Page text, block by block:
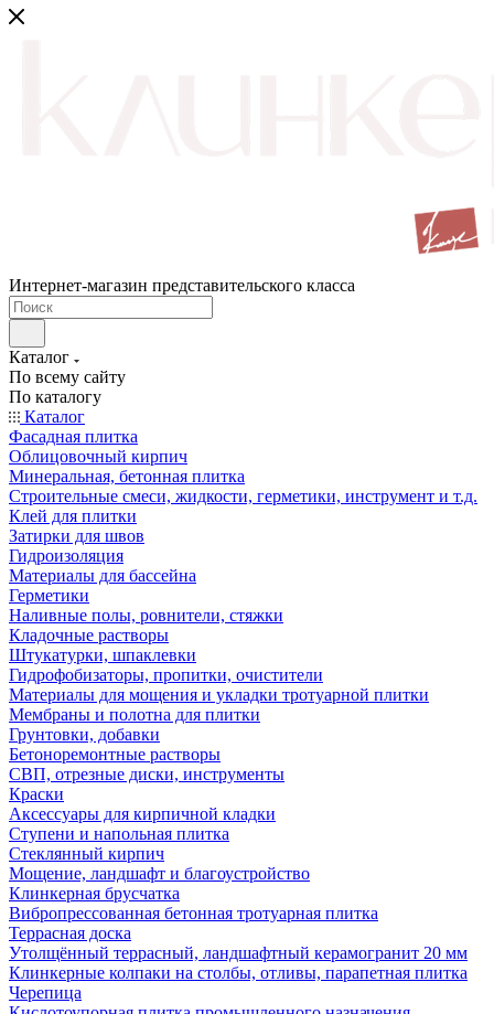
Интернет-магазин представительского класса
Каталог
По всему сайту
По каталогу
Каталог
Фасадная плитка
Облицовочный кирпич
Минеральная, бетонная плитка
Строительные смеси, жидкости, герметики, инструмент и т.д.
Клей для плитки
Затирки для швов
Гидроизоляция
Материалы для бассейна
Герметики
Наливные полы, ровнители, стяжки
Кладочные растворы
Штукатурки, шпаклевки
Гидрофобизаторы, пропитки, очистители
Материалы для мощения и укладки тротуарной плитки
Мембраны и полотна для плитки
Грунтовки, добавки
Бетоноремонтные растворы
СВП, отрезные диски, инструменты
Краски
Аксессуары для кирпичной кладки
Ступени и напольная плитка
Cтеклянный кирпич
Мощение, ландшафт и благоустройство
Клинкерная брусчатка
Вибропрессованная бетонная тротуарная плитка
Террасная доска
Утолщённый террасный, ландшафтный керамогранит 20 мм
Клинкерные колпаки на столбы, отливы, парапетная плитка
Черепица